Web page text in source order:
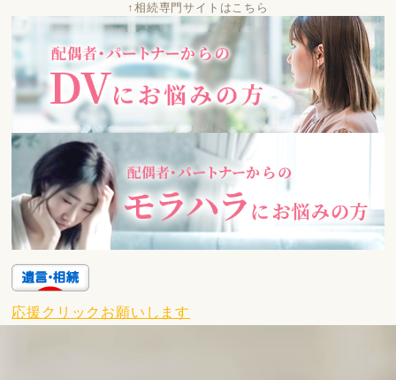
↑相続専門サイトはこちら
応援クリックお願いします